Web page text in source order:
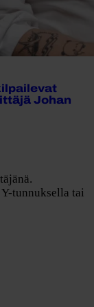
Johan
tunnuksella tai